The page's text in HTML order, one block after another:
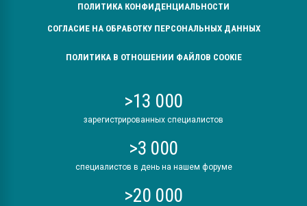
ПОЛИТИКА КОНФИДЕНЦИАЛЬНОСТИ
СОГЛАСИЕ НА ОБРАБОТКУ ПЕРСОНАЛЬНЫХ ДАННЫХ
ПОЛИТИКА В ОТНОШЕНИИ ФАЙЛОВ COOKIE
>13 000
зарегистрированных специалистов
>3 000
специалистов в день на нашем форуме
>20 000